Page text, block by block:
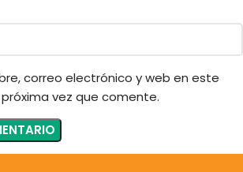
correo electrónico y web en este
vez que comente.